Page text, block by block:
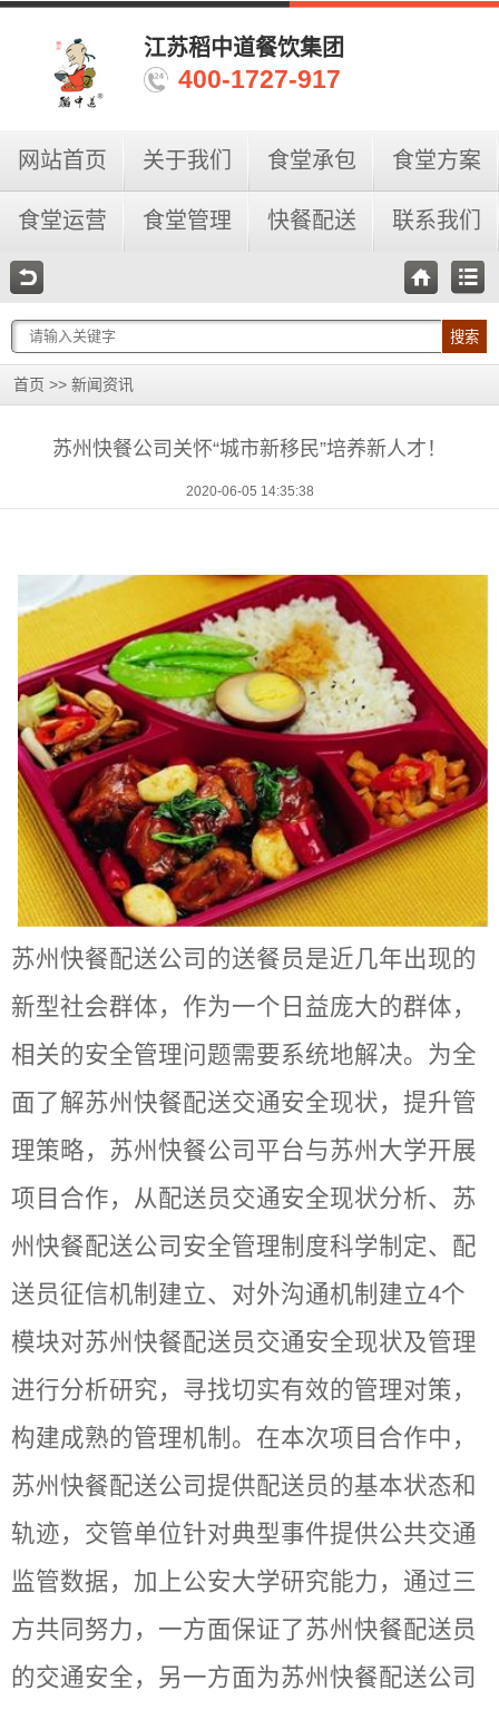
江苏稻中道餐饮集团
400-1727-917
网站首页 关于我们 食堂承包 食堂方案
食堂运营 食堂管理 快餐配送 联系我们
搜索
首页 >> 新闻资讯
苏州快餐公司关怀“城市新移民”培养新人才！
2020-06-05 14:35:38
苏州快餐配送公司的送餐员是近几年出现的
新型社会群体，作为一个日益庞大的群体，
相关的安全管理问题需要系统地解决。为全
面了解苏州快餐配送交通安全现状，提升管
理策略，苏州快餐公司平台与苏州大学开展
项目合作，从配送员交通安全现状分析、苏
州快餐配送公司安全管理制度科学制定、配
送员征信机制建立、对外沟通机制建立4个
模块对苏州快餐配送员交通安全现状及管理
进行分析研究，寻找切实有效的管理对策，
构建成熟的管理机制。在本次项目合作中，
苏州快餐配送公司提供配送员的基本状态和
轨迹，交管单位针对典型事件提供公共交通
监管数据，加上公安大学研究能力，通过三
方共同努力，一方面保证了苏州快餐配送员
的交通安全，另一方面为苏州快餐配送公司